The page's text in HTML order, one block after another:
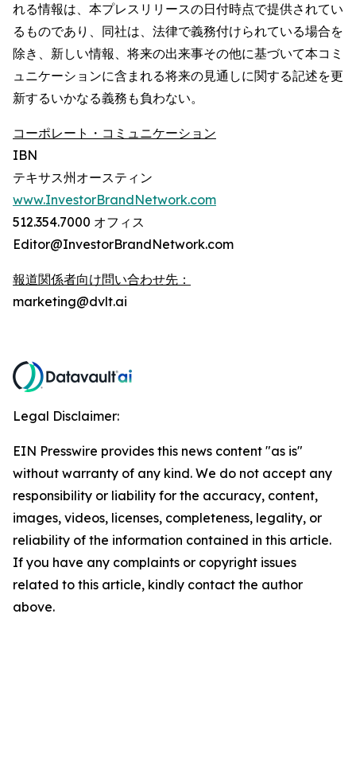
れる情報は、本プレスリリースの日付時点で提供されてい
るものであり、同社は、法律で義務付けられている場合を
除き、新しい情報、将来の出来事その他に基づいて本コミ
ュニケーションに含まれる将来の見通しに関する記述を更
新するいかなる義務も負わない。
コーポレート・コミュニケーション
IBN
テキサス州オースティン
www.InvestorBrandNetwork.com
512.354.7000 オフィス
Editor@InvestorBrandNetwork.com
報道関係者向け問い合わせ先：
marketing@dvlt.ai
Legal Disclaimer:
EIN Presswire provides this news content "as is"
without warranty of any kind. We do not accept any
responsibility or liability for the accuracy, content,
images, videos, licenses, completeness, legality, or
reliability of the information contained in this article.
If you have any complaints or copyright issues
related to this article, kindly contact the author
above.